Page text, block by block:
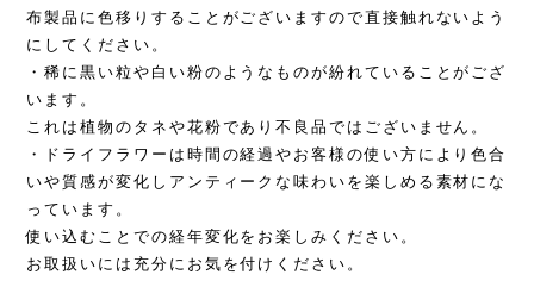
布製品に色移りすることがございますので直接触れないよう
にしてください。
・稀に黒い粒や白い粉のようなものが紛れていることがござ
います。
これは植物のタネや花粉であり不良品ではございません。
・ドライフラワーは時間の経過やお客様の使い方により色合
いや質感が変化しアンティークな味わいを楽しめる素材にな
っています。
使い込むことでの経年変化をお楽しみください。
お取扱いには充分にお気を付けください。